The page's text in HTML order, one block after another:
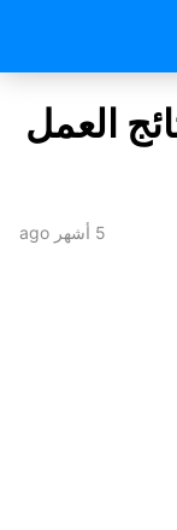
العمل
5 أشهر ago